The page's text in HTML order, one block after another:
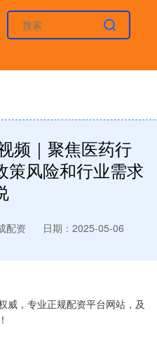
频｜聚焦医药行
策风险和行业需求
配资
日期：2025-05-06
，专业正规配资平台网站，及